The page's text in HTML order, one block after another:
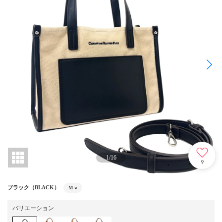
1/16
9
ブラック（BLACK） M ○
バリエーション